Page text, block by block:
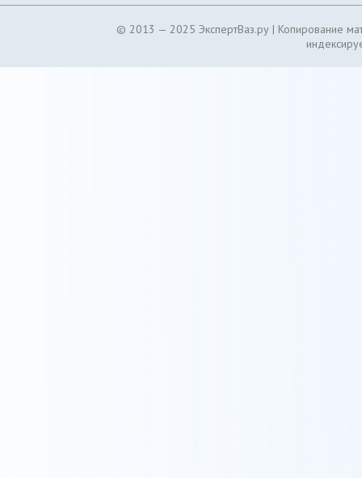
© 2013 — 2025 ЭкспертВаз.ру | Копирование